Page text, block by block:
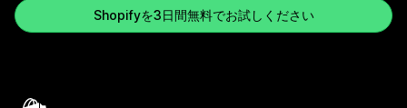
Shopifyを3日間無料でお試しください